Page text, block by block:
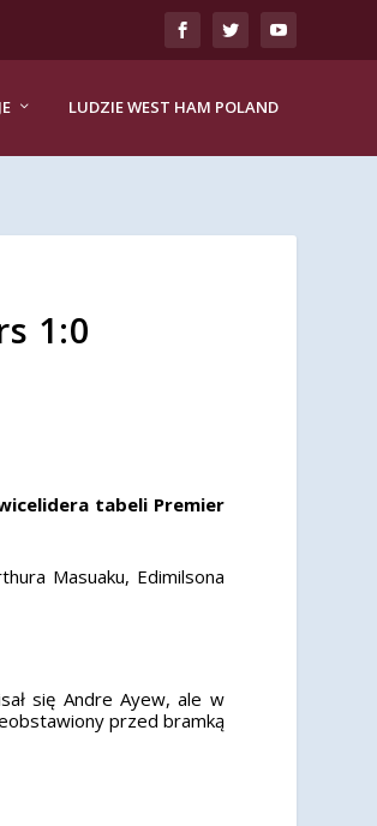
LUDZIE WEST HAM POLAND
1:0
tabeli Premier
Masuaku, Edimilsona
się Andre Ayew, ale w
przed bramką